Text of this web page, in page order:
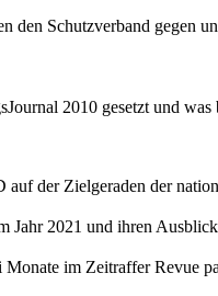
Schutzverband gegen
2010 gesetzt und
der Zielgeraden der
Jahr 2021 und ihren
im Zeitraffer Revue